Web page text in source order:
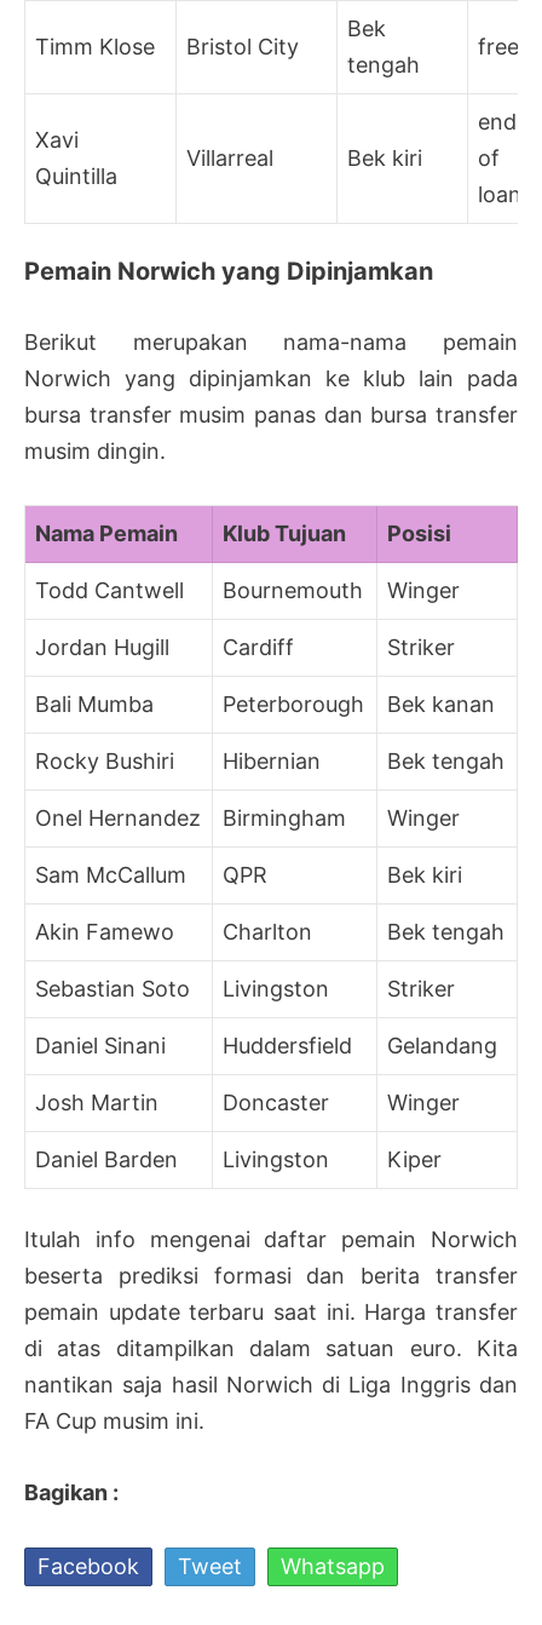
Timm Klose Bristol City
Bek
tengah
free
Xavi
Quintilla
Villarreal Bek kiri
end
of
loan
Pemain Norwich yang Dipinjamkan
Berikut merupakan nama-nama pemain
Norwich yang dipinjamkan ke klub lain pada
bursa transfer musim panas dan bursa transfer
musim dingin.
Nama Pemain Klub Tujuan Posisi
Todd Cantwell Bournemouth Winger
Jordan Hugill Cardiff Striker
Bali Mumba Peterborough Bek kanan
Rocky Bushiri Hibernian Bek tengah
Onel Hernandez Birmingham Winger
Sam McCallum QPR Bek kiri
Akin Famewo Charlton Bek tengah
Sebastian Soto Livingston Striker
Daniel Sinani Huddersfield Gelandang
Josh Martin Doncaster Winger
Daniel Barden Livingston Kiper
Itulah info mengenai daftar pemain Norwich
beserta prediksi formasi dan berita transfer
pemain update terbaru saat ini. Harga transfer
di atas ditampilkan dalam satuan euro. Kita
nantikan saja hasil Norwich di Liga Inggris dan
FA Cup musim ini.
Bagikan :
Facebook Tweet Whatsapp